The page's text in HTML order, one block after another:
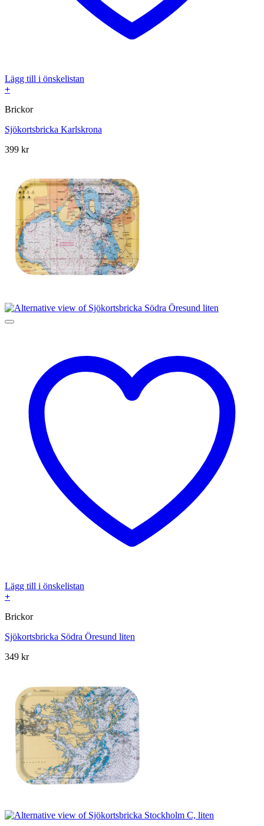
Lägg till i önskelistan
+
Brickor
Sjökortsbricka Karlskrona
399 kr
Lägg till i önskelistan
+
Brickor
Sjökortsbricka Södra Öresund liten
349 kr